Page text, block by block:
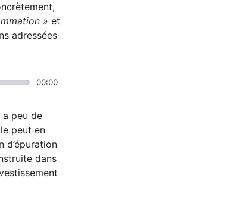
» et
adressées
00:00
a peu de
peut en
d’épuration
dans